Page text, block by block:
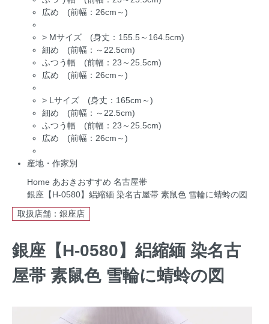
広め (前幅：26cm～)
> Mサイズ (身丈：155.5～164.5cm)
細め (前幅：～22.5cm)
ふつう幅 (前幅：23～25.5cm)
広め (前幅：26cm～)
> Lサイズ (身丈：165cm～)
細め (前幅：～22.5cm)
ふつう幅 (前幅：23～25.5cm)
広め (前幅：26cm～)
産地・作家別
Home あおきおすすめ 名古屋帯
銀座【H-0580】絽縮緬 染名古屋帯 素鼠色 雪輪に蜻蛉の図
取扱店舗：銀座店
銀座【H-0580】絽縮緬 染名古
屋帯 素鼠色 雪輪に蜻蛉の図